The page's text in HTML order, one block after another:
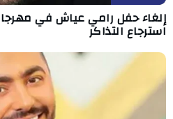
إلغاء حفل رامي عياش في
استرجاع التذاكر